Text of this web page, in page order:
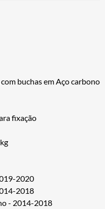
buchas em Aço carbono
fixação
2020
2018
- 2014-2018